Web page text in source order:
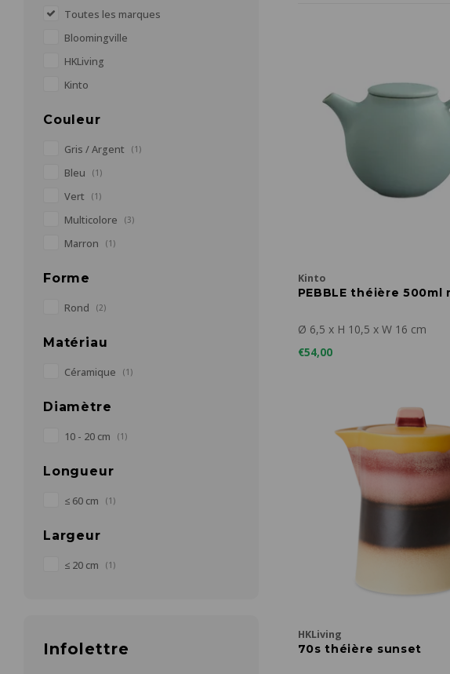
Toutes les marques
Bloomingville
HKLiving
Kinto
Couleur
Gris / Argent (1)
Bleu (1)
Vert (1)
Multicolore (3)
Marron (1)
Forme
Rond (2)
Matériau
Céramique (1)
Diamètre
10 - 20 cm (1)
Longueur
≤ 60 cm (1)
Largeur
≤ 20 cm (1)
Infolettre
Kinto
PEBBLE théière 500ml
Ø 6,5 x H 10,5 x W 16 cm
€54,00
HKLiving
70s théière sunset